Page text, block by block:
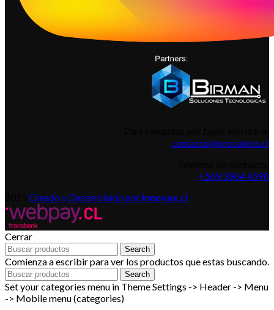
contacto@procables.cl
+569 3964 4590
Creado y Desarrollado por Innovax.cl
Cerrar
Search
Comienza a escribir para ver los productos que estas buscando.
Search
Set your categories menu in Theme Settings -> Header -> Menu
-> Mobile menu (categories)